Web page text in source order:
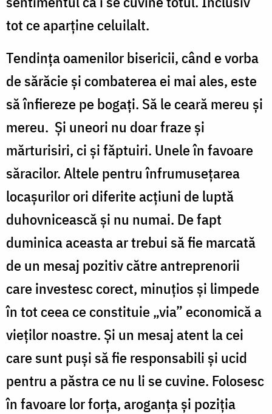
tot ce aparține celuilalt.
Tendința oamenilor bisericii, când e vorba
de sărăcie și combaterea ei mai ales, este
să înfiereze pe bogați. Să le ceară mereu și
mereu. Și uneori nu doar fraze și
mărturisiri, ci și făptuiri. Unele în favoare
săracilor. Altele pentru înfrumusețarea
locașurilor ori diferite acțiuni de luptă
duhovnicească și nu numai. De fapt
duminica aceasta ar trebui să fie marcată
de un mesaj pozitiv către antreprenorii
care investesc corect, minuțios și limpede
în tot ceea ce constituie „via” economică a
vieților noastre. Și un mesaj atent la cei
care sunt puși să fie responsabili și ucid
pentru a păstra ce nu li se cuvine. Folosesc
în favoare lor forța, aroganța și poziția